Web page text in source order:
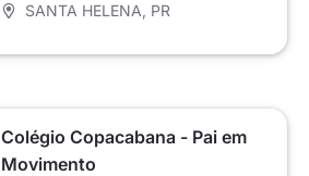
SANTA HELENA , PR
Colégio Copacabana - Pai em
Movimento